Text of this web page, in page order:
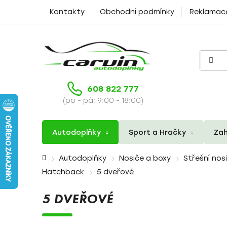
Kontakty Obchodní podmínky
608 822 777
(po - pá: 9:00 - 18:00)
Autodoplňky Sport a Hračky
Domů Autodoplňky Nosiče a boxy Střešní
Hatchback
5 dveřové
5 DVEŘOVÉ